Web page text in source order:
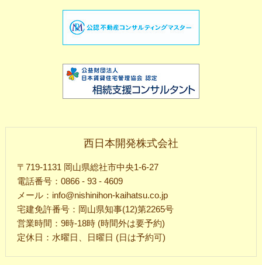
西日本開発株式会社
〒719-1131 岡山県総社市中央1-6-27
電話番号：0866 - 93 - 4609
メール：info@nishinihon-kaihatsu.co.jp
宅建免許番号：岡山県知事(12)第2265号
営業時間：9時-18時 (時間外は要予約)
定休日：水曜日、日曜日 (日は予約可)